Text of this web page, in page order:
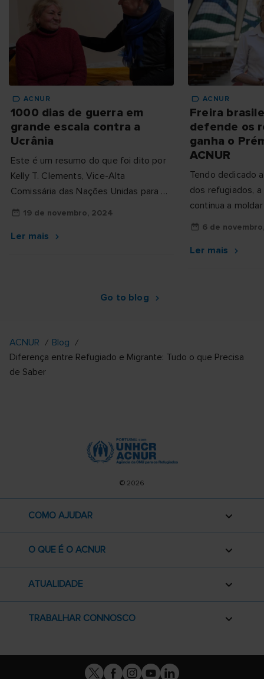
ACNUR
1000 dias de guerra em
grande escala contra a
Ucrânia
Este é um resumo do que foi dito por
Kelly T. Clements, Vice-Alta
Comissária das Nações Unidas para os
Refugiados - a quem o texto citado
19 de novembro, 2024
Ler mais
ACNUR
Freira
defende os
ganha o
ACNUR
Tendo dedicado
dos refugiados, a
continua a
abordagem
6 de
Ler mais
Go to blog
ACNUR
Blog
Diferença entre Refugiado e Migrante: Tudo o que Precisa
de Saber
© 2026
COMO AJUDAR
O QUE É O ACNUR
ATUALIDADE
TRABALHAR CONNOSCO